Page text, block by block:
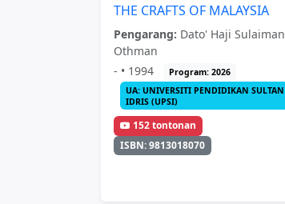
THE CRAFTS OF MALAYSIA
Pengarang: Dato' Haji Sulaiman
Othman
- • 1994
Program: 2026
UA: UNIVERSITI PENDIDIKAN SULTAN
IDRIS (UPSI)
152 tontonan
ISBN: 9813018070